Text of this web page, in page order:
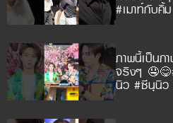
#เมาท์กับคิ้
ภาพนี้เป็นภ
จริงๆ
นิว #ซีนุนิ